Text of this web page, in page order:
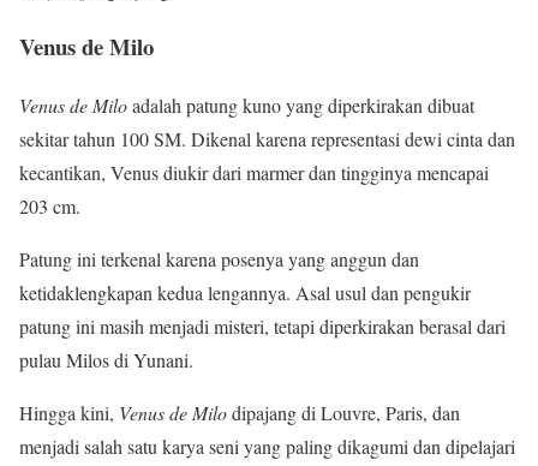
Venus de Milo
Venus de Miloadalah patung kuno yang diperkirakan dibuat
sekitar tahun 100 SM. Dikenal karena representasi dewi cinta dan
kecantikan, Venus diukir dari marmer dan tingginya mencapai
203 cm.
Patung ini terkenal karena posenya yang anggun dan
ketidaklengkapan kedua lengannya. Asal usul dan pengukir
patung ini masih menjadi misteri, tetapi diperkirakan berasal dari
pulau Milos di Yunani.
Hingga kini, Venus de Milodipajang di Louvre, Paris, dan
menjadi salah satu karya seni yang paling dikagumi dan dipelajari